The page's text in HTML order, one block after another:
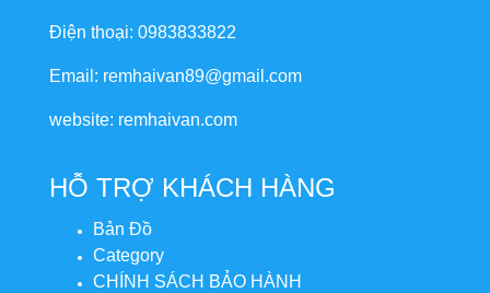
Điện thoại: 0983833822
Email: remhaivan89@gmail.com
website: remhaivan.com
HỖ TRỢ KHÁCH HÀNG
Bản Đồ
Category
CHÍNH SÁCH BẢO HÀNH